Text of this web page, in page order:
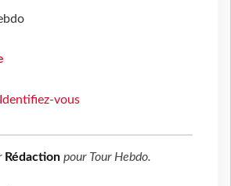
Identifiez-vous
Rédaction pour Tour Hebdo.